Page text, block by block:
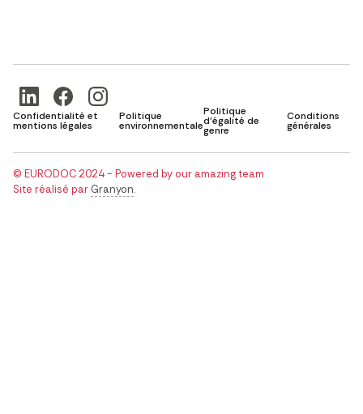
Confidentialité et
mentions légales
Politique
environnementale
Politique
d'égalité de
genre
Conditions
générales
© EURODOC 2024 - Powered by our amazing team
Site réalisé par Granyon.